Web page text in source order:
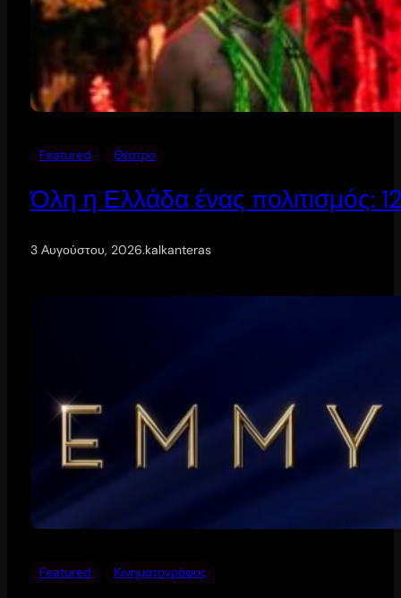
Featured Θέατρο
Όλη η Ελλάδα ένας πολιτισμός:
3 Αυγούστου, 2026.kalkanteras
Featured Κινηματογράφος